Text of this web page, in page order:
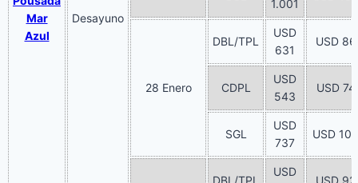
Mar
Azul
Desayuno
1.001
28 Enero
DBL/TPL
USD
631
USD 86
CDPL
USD
543
USD 74
SGL
USD
737
USD 100
USD